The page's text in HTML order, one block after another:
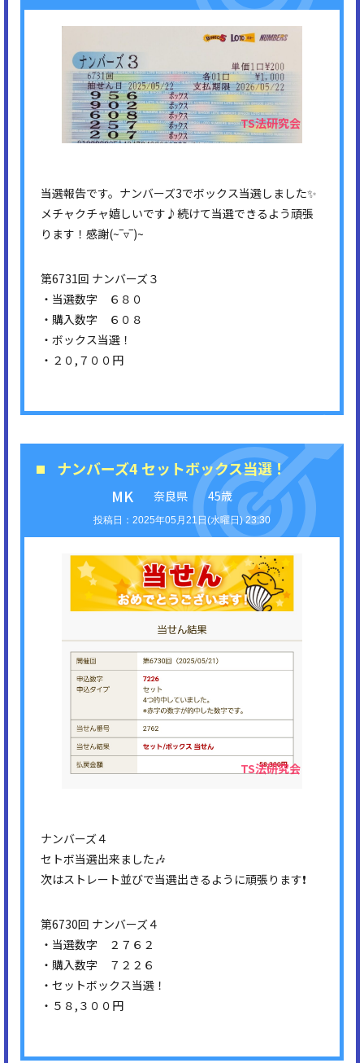
当選報告です。ナンバーズ3でボックス当選しました✨
メチャクチャ嬉しいです♪続けて当選できるよう頑張
ります！感謝(⁠~⁠‾⁠▿⁠‾⁠)⁠~
第6731回 ナンバーズ３
・当選数字 ６８０
・購入数字 ６０８
・ボックス当選！
・２０,７００円
ナンバーズ4 セットボックス当選！
MK
奈良県 45歳
2025年05月21日(水曜日) 23:30
ナンバーズ４
セトボ当選出来ました🎶
次はストレート並びで当選出きるように頑張ります❗
第6730回 ナンバーズ４
・当選数字 ２７６２
・購入数字 ７２２６
・セットボックス当選！
・５８,３００円